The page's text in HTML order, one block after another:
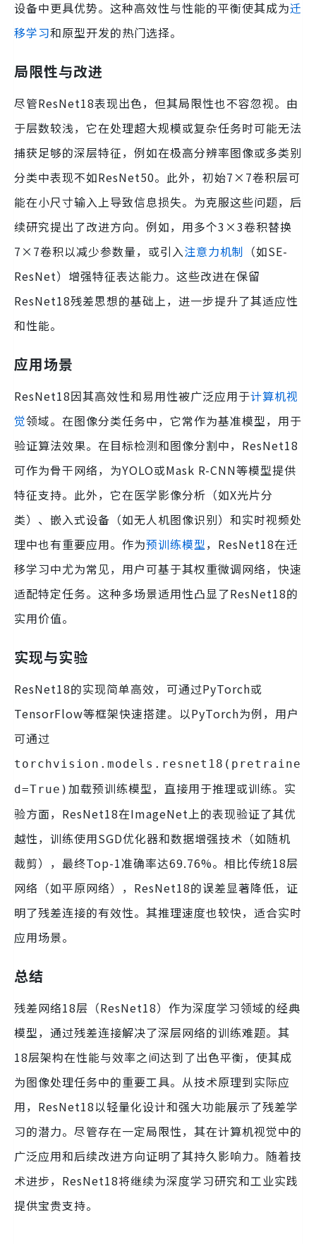
设备中更具优势。这种高效性与性能的平衡使其成为迁
移学习和原型开发的热门选择。
局限性与改进
尽管ResNet18表现出色，但其局限性也不容忽视。由
于层数较浅，它在处理超大规模或复杂任务时可能无法
捕获足够的深层特征，例如在极高分辨率图像或多类别
分类中表现不如ResNet50。此外，初始7×7卷积层可
能在小尺寸输入上导致信息损失。为克服这些问题，后
续研究提出了改进方向。例如，用多个3×3卷积替换
7×7卷积以减少参数量，或引入注意力机制 （如SE-
ResNet）增强特征表达能力。这些改进在保留
ResNet18残差思想的基础上，进一步提升了其适应性
和性能。
应用场景
ResNet18因其高效性和易用性被广泛应用于计算机视
觉领域。在图像分类任务中，它常作为基准模型，用于
验证算法效果。在目标检测和图像分割中，ResNet18
可作为骨干网络，为YOLO或Mask R-CNN等模型提供
特征支持。此外，它在医学影像分析（如X光片分
类）、嵌入式设备（如无人机图像识别）和实时视频处
理中也有重要应用。作为预训练模型，ResNet18在迁
移学习中尤为常见，用户可基于其权重微调网络，快速
适配特定任务。这种多场景适用性凸显了ResNet18的
实用价值。
实现与实验
ResNet18的实现简单高效，可通过PyTorch或
TensorFlow等框架快速搭建。以PyTorch为例，用户
可通过
torchvision.models.resnet18(pretraine
d=True) 加载预训练模型，直接用于推理或训练。实
验方面，ResNet18在ImageNet上的表现验证了其优
越性，训练使用SGD优化器和数据增强技术（如随机
裁剪），最终Top-1准确率达69.76%。相比传统18层
网络（如平原网络），ResNet18的误差显著降低，证
明了残差连接的有效性。其推理速度也较快，适合实时
应用场景。
总结
残差网络18层（ResNet18）作为深度学习领域的经典
模型，通过残差连接解决了深层网络的训练难题。其
18层架构在性能与效率之间达到了出色平衡，使其成
为图像处理任务中的重要工具。从技术原理到实际应
用，ResNet18以轻量化设计和强大功能展示了残差学
习的潜力。尽管存在一定局限性，其在计算机视觉中的
广泛应用和后续改进方向证明了其持久影响力。随着技
术进步，ResNet18将继续为深度学习研究和工业实践
提供宝贵支持。